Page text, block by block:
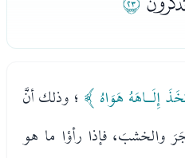
إِلَـاهَهُ هَوَاهُ ﴾ ؛ وذلك أنَّ
والخشبَ، فإذا رأوْا ما هو